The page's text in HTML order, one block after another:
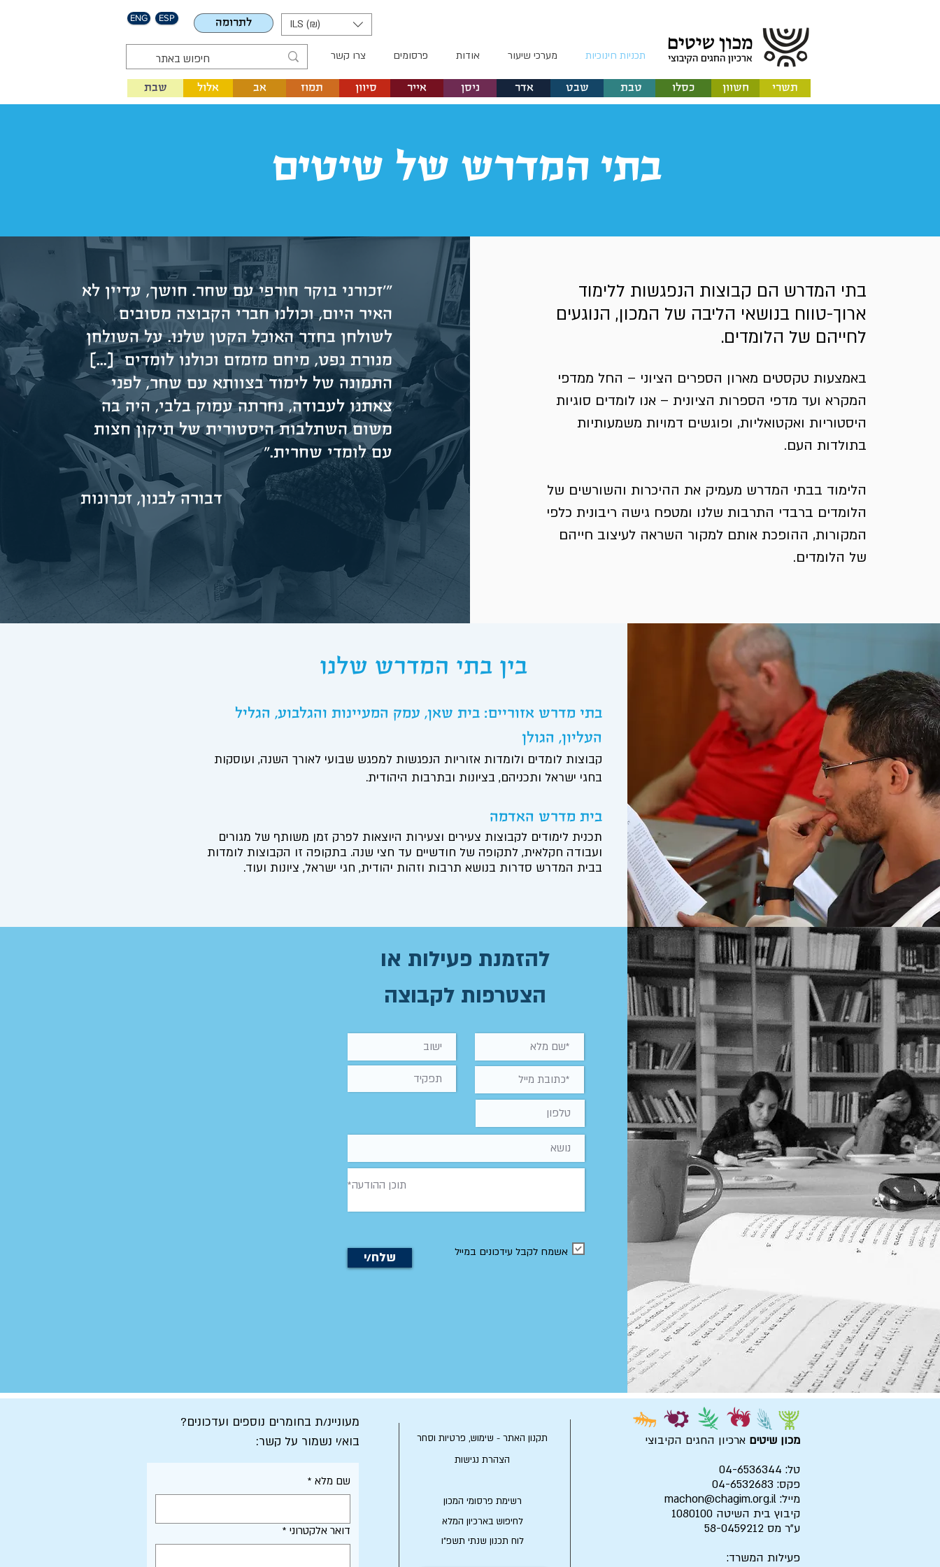
ENG ESP לתרומה ILS (₪)
תכניות חינוכיות מערכי שיעור אודות פרסומים צרו קשר
אלול שבת תמוז אב ניסן סיוון אדר טבת שבט חשוון תשרי כסלו אייר
בתי המדרש של שיטים
"'זכורני בוקר חורפי עם שחר. חושך, עדיין לא
האיר היום, וכולנו חברי הקבוצה מסובים
לשולחן בחדר האוכל הקטן שלנו. על השולחן
מנורת נפט, מיחם מזמזם וכולנו לומדים [...]
התמונה של לימוד בצוותא עם שחר, לפני
צאתנו לעבודה, נחרתה עמוק בלבי, היה בה
משום השתלבות היסטורית של תיקון חצות
עם לומדי שחרית."
דבורה לבנון, זכרונות
בתי המדרש הם קבוצות הנפגשות ללימוד
ארוך-טווח בנושאי הליבה של המכון, הנוגעים
לחייהם של הלומדים.
באמצעות טקסטים מארון הספרים הציוני – החל ממדפי
המקרא ועד מדפי הספרות הציונית – אנו לומדים סוגיות
היסטוריות ואקטואליות, ופוגשים דמויות משמעותיות
בתולדות העם.
הלימוד בבתי המדרש מעמיק את ההיכרות והשורשים של
הלומדים ברבדי התרבות שלנו ומטפח גישה ריבונית כלפי
המקורות, ההופכת אותם למקור השראה לעיצוב חייהם
של הלומדים.
בין בתי המדרש שלנו
בתי מדרש אזוריים: בית שאן, עמק המעיינות והגלבוע, הגליל
העליון, הגולן
קבוצות לומדים ולומדות אזוריות הנפגשות למפגש שבועי לאורך השנה, ועוסקות
בחגי ישראל ותכניהם, בציונות ובתרבות היהודית.
בית מדרש האדמה
תכנית לימודים לקבוצות צעירים וצעירות היוצאות לפרק זמן משותף של מגורים
ועבודה חקלאית, לתקופה של חודשיים עד חצי שנה. בתקופה זו הקבוצות לומדות
בבית המדרש סדרות בנושא תרבות וזהות יהודית, חגי ישראל, ציונות ועוד.
להזמנת פעילות או
הצטרפות לקבוצה
שלח/י אשמח לקבל עידכונים במייל
מעוניינ/ת בחומרים נוספים ועדכונים?
בוא/י נשמור על קשר:
שם מלא *
דואר אלקטרוני *
תקנון האתר - שימוש, פרטיות וסחר
הצהרת נגישות
רשימת פרסומי המכון
לחיפוש בארכיון המלא
לוח תכנון שנתי תשפ"ו
מכון שיטים ארכיון החגים הקיבוצי
טל: 04-6536344
פקס: 04-6532683
מייל: machon@chagim.org.il
קיבוץ בית השיטה 1080100
ע"ר מס 58-0459212
פעילות המשרד: